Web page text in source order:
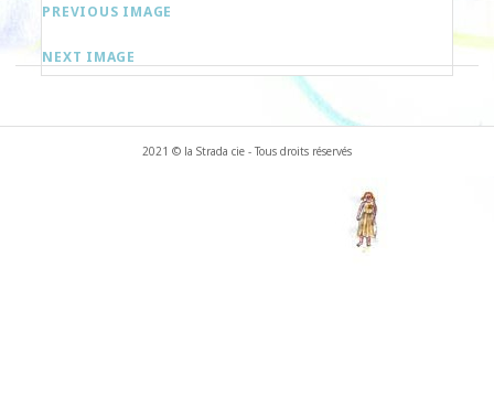
PREVIOUS IMAGE
NEXT IMAGE
2021 © la Strada cie - Tous droits réservés